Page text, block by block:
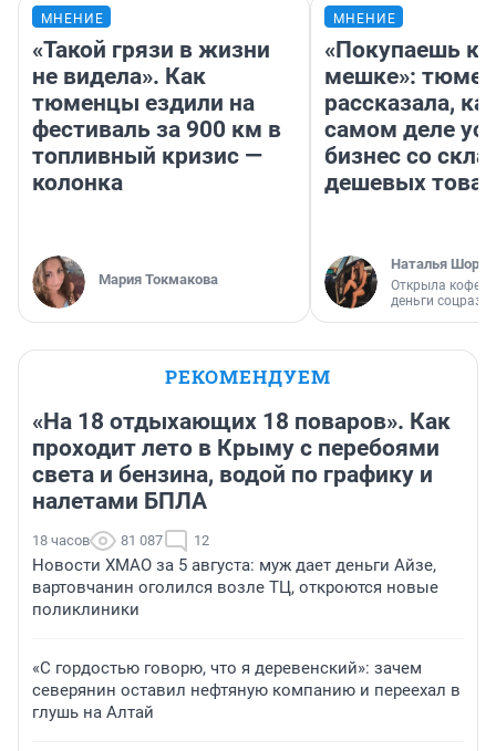
МНЕНИЕ
«Такой грязи в жизни
не видела». Как
тюменцы ездили на
фестиваль за 900 км в
топливный кризис —
колонка
Мария Токмакова
МНЕНИЕ
«Покупаешь
мешке»:
рассказала,
самом деле
бизнес со
дешевых
Наталья
Открыла
деньги
РЕКОМЕНДУЕМ
«На 18 отдыхающих 18 поваров». Как
проходит лето в Крыму с перебоями
света и бензина, водой по графику и
налетами БПЛА
18 часов 81 087 12
Новости ХМАО за 5 августа: муж дает деньги Айзе,
вартовчанин оголился возле ТЦ, откроются новые
поликлиники
«С гордостью говорю, что я деревенский»: зачем
северянин оставил нефтяную компанию и переехал в
глушь на Алтай